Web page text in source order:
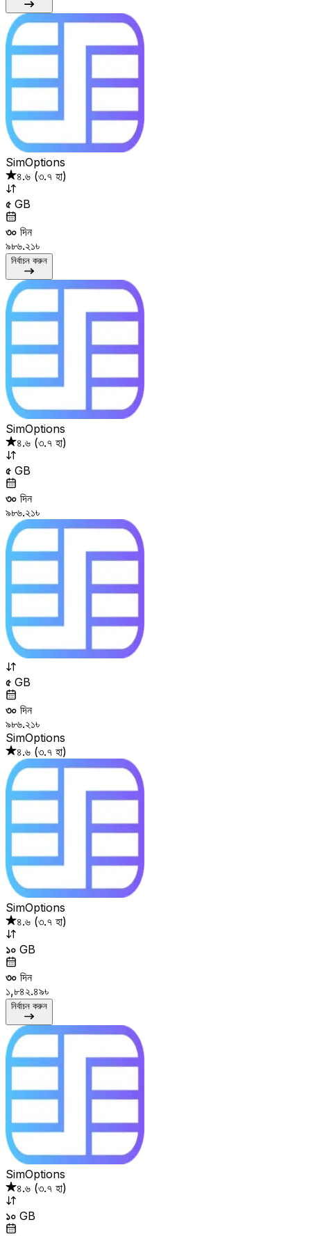
SimOptions
৪.৬ (৩.৭ হা)
৫ GB
৩০ দিন
৯৮৬.২১৳
নির্বাচন করুন
SimOptions
৪.৬ (৩.৭ হা)
৫ GB
৩০ দিন
৯৮৬.২১৳
৫ GB
৩০ দিন
৯৮৬.২১৳
SimOptions
৪.৬ (৩.৭ হা)
SimOptions
৪.৬ (৩.৭ হা)
১০ GB
৩০ দিন
১,৮৪২.৪৯৳
নির্বাচন করুন
SimOptions
৪.৬ (৩.৭ হা)
১০ GB